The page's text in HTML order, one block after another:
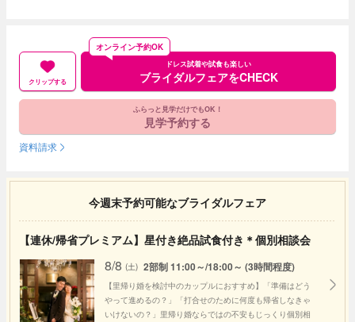
クリップする
ドレス試着や試食も楽しい
ブライダルフェアをCHECK
オンライン予約OK
ふらっと見学だけでもOK！
見学予約する
資料請求
今週末予約可能なブライダルフェア
【連休/帰省プレミアム】星付き絶品試食付き＊個別相談会
8/8 (土) 2部制 11:00～/18:00～ (3時間程度)
【里帰り婚を検討中のカップルにおすすめ】「準備はどう
やって進めるの？」「打合せのために何度も帰省しなきゃ
いけないの？」里帰り婚ならではの不安もじっくり個別相